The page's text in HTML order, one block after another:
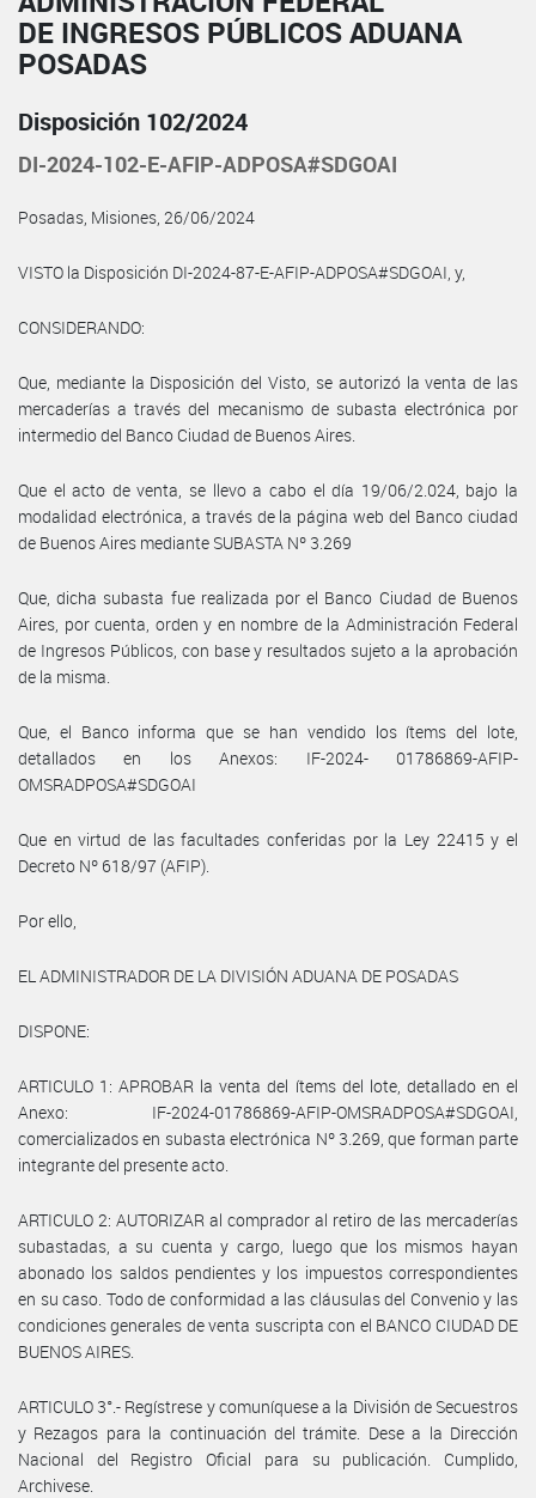
DE INGRESOS PÚBLICOS ADUANA
POSADAS
Disposición 102/2024
DI-2024-102-E-AFIP-ADPOSA#SDGOAI
Posadas, Misiones, 26/06/2024
VISTO la Disposición DI-2024-87-E-AFIP-ADPOSA#SDGOAI, y,
CONSIDERANDO:
Que, mediante la Disposición del Visto, se autorizó la venta de las
mercaderías a través del mecanismo de subasta electrónica por
intermedio del Banco Ciudad de Buenos Aires.
Que el acto de venta, se llevo a cabo el día 19/06/2.024, bajo la
modalidad electrónica, a través de la página web del Banco ciudad
de Buenos Aires mediante SUBASTA Nº 3.269
Que, dicha subasta fue realizada por el Banco Ciudad de Buenos
Aires, por cuenta, orden y en nombre de la Administración Federal
de Ingresos Públicos, con base y resultados sujeto a la aprobación
de la misma.
Que, el Banco informa que se han vendido los ítems del lote,
detallados en los Anexos: IF-2024- 01786869-AFIP-
OMSRADPOSA#SDGOAI
Que en virtud de las facultades conferidas por la Ley 22415 y el
Decreto Nº 618/97 (AFIP).
Por ello,
EL ADMINISTRADOR DE LA DIVISIÓN ADUANA DE POSADAS
DISPONE:
ARTICULO 1: APROBAR la venta del ítems del lote, detallado en el
Anexo: IF-2024-01786869-AFIP-OMSRADPOSA#SDGOAI,
comercializados en subasta electrónica Nº 3.269, que forman parte
integrante del presente acto.
ARTICULO 2: AUTORIZAR al comprador al retiro de las mercaderías
subastadas, a su cuenta y cargo, luego que los mismos hayan
abonado los saldos pendientes y los impuestos correspondientes
en su caso. Todo de conformidad a las cláusulas del Convenio y las
condiciones generales de venta suscripta con el BANCO CIUDAD DE
BUENOS AIRES.
ARTICULO 3°.- Regístrese y comuníquese a la División de Secuestros
y Rezagos para la continuación del trámite. Dese a la Dirección
Nacional del Registro Oficial para su publicación. Cumplido,
Archivese.